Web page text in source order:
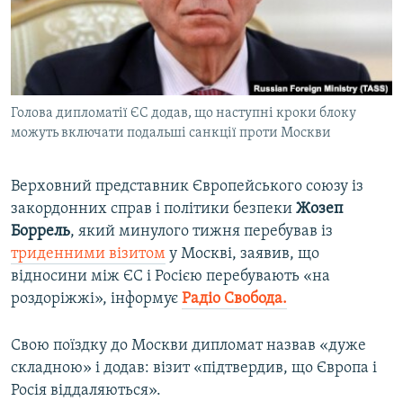
ВІДЕОУРОКИ «ELIFBE»
СВІДЧЕННЯ ОКУПАЦІЇ
УКРАЇНСЬКА ПРОБЛЕМА КРИМУ
ІНФОГРАФІКА
Русский
Qırımtatar
ДОЛУЧАЙСЯ!
Усі сайти RFE/RL
Голова дипломатії ЄС додав, що наступні кроки блоку
можуть включати подальші санкції проти Москви
Верховний представник Європейського союзу із
закордонних справ і політики безпеки Жозеп
Боррель, який минулого тижня перебував із
триденними візитом у Москві, заявив, що
відносини між ЄС і Росією перебувають «на
роздоріжжі», інформує Радіо Свобода.
Свою поїздку до Москви дипломат назвав «дуже
складною» і додав: візит «підтвердив, що Європа і
Росія віддаляються».